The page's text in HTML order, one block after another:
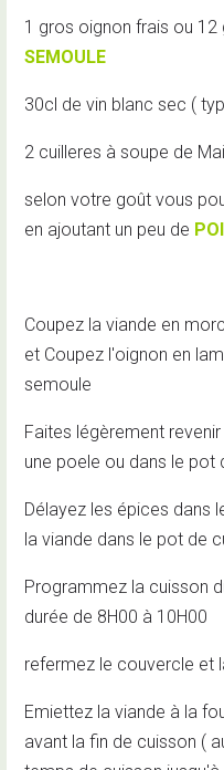
1 gros oignon frais ou 12
SEMOULE
30cl de vin blanc sec (
2 cuilleres à soupe de
selon votre goût vous
en ajoutant un peu de
Coupez la viande en
et Coupez l'oignon en
semoule
Faites légèrement
une poele ou dans le pot
Délayez les épices dans
la viande dans le pot de
Programmez la cuisson
durée de 8H00 à 10H00
refermez le couvercle et
Emiettez la viande à la
avant la fin de cuisson (